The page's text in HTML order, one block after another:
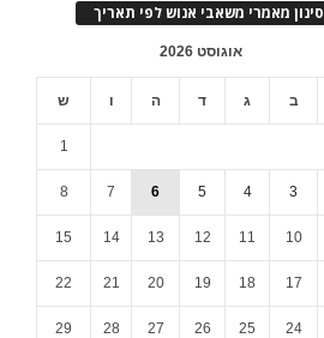
סינון מאמרי משאבי אנוש לפי תאריך
אוגוסט 2026
ב ג ד ה ו ש
1
3
4
5
6
7
8
10
11
12
13
14
15
17
18
19
20
21
22
24
25
26
27
28
29